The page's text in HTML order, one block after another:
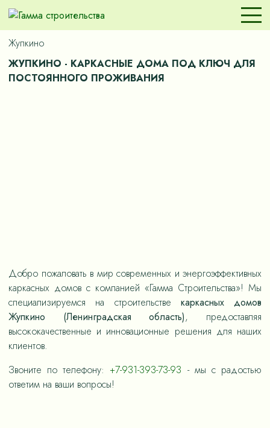
Жупкино
ЖУПКИНО - КАРКАСНЫЕ ДОМА ПОД КЛЮЧ ДЛЯ
ПОСТОЯННОГО ПРОЖИВАНИЯ
Добро пожаловать в мир современных и энергоэффективных
каркасных домов с компанией «Гамма Строительства»! Мы
специализируемся на строительстве каркасных домов
Жупкино (Ленинградская область), предоставляя
высококачественные и инновационные решения для наших
клиентов.
Звоните по телефону:+7-931-393-73-93 - мы с радостью
ответим на ваши вопросы!